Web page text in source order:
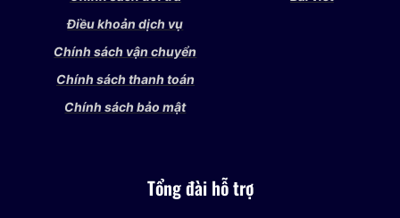
Điều khoản dịch vụ
Chính sách vận chuyển
Chính sách thanh toán
Chính sách bảo mật
Tổng đài hỗ trợ